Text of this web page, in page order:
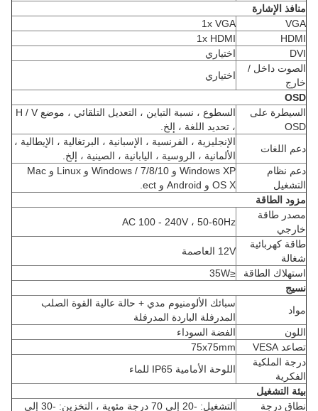
منافذ الإشارة
VGA
1x VGA
HDMI
1x HDMI
DVI
اختياري
الصوت داخل /
خارج
اختياري
OSD
السيطرة على
OSD
السطوع ، نسبة التباين ، التعديل التلقائي ، موضع H / V
، تحديد اللغة ، إلخ.
دعم اللغات
الإنجليزية ، الفرنسية ، الإسبانية ، البرتغالية ، الإيطالية ،
الألمانية ، الروسية ، اليابانية ، الصينية ، إلخ.
دعم نظام
التشغيل
Windows XP و Windows / 7/8/10 و Linux و Mac
OS X و Android و ect.
مزود الطاقة
مصدر طاقة
خارجي
AC 100 - 240V ، 50-60Hz
طاقة كهربائية
شغالة
12V العاصمة
استهلاك الطاقة
≤35W
نسيج
مواد
سبائك الألومنيوم مدي + حالة عالية القوة الصلب
المدرفلة الباردة المدرفلة
اللون
الفضة السوداء
تصاعد VESA
75x75mm
درجة الملكية
الفكرية
اللوحة الأمامية IP65 للماء
بيئة التشغيل
نطاق درجة
التشغيل: -20 إلى 70 درجة مئوية ، التخزين: -30 إلى